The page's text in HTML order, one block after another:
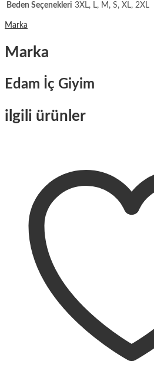
Beden Seçenekleri 3XL, L, M, S, XL, 2XL
Marka
Marka
Edam İç Giyim
ilgili ürünler